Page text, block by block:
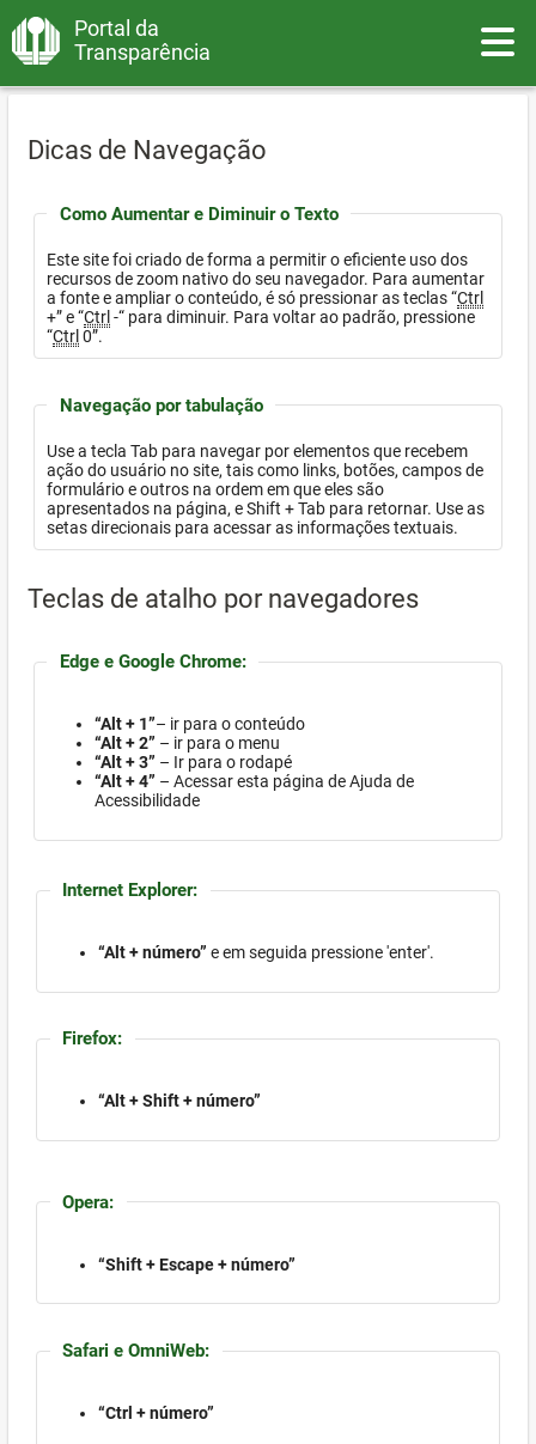
Portal da
Transparência
Dicas de Navegação
Como Aumentar e Diminuir o Texto
Este site foi criado de forma a permitir o eficiente uso dos
recursos de zoom nativo do seu navegador. Para aumentar
a fonte e ampliar o conteúdo, é só pressionar as teclas “Ctrl
+” e “Ctrl-“ para diminuir. Para voltar ao padrão, pressione
“Ctrl0”.
Navegação por tabulação
Use a tecla Tab para navegar por elementos que recebem
ação do usuário no site, tais como links, botões, campos de
formulário e outros na ordem em que eles são
apresentados na página, e Shift + Tab para retornar. Use as
setas direcionais para acessar as informações textuais.
Teclas de atalho por navegadores
Edge e Google Chrome:
“Alt + 1”– ir para o conteúdo
“Alt + 2” – ir para o menu
“Alt + 3” – Ir para o rodapé
“Alt + 4” – Acessar esta página de Ajuda de
Acessibilidade
Internet Explorer:
“Alt + número” e em seguida pressione 'enter'.
Firefox:
“Alt + Shift + número”
Opera:
“Shift + Escape + número”
Safari e OmniWeb:
“Ctrl + número”